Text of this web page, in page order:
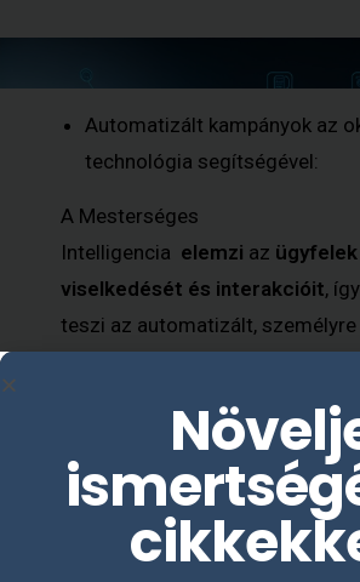
Automatizált kampányok az
technológia segítségével:
A Mesterséges
Intelligencia elemzi az ügyfelek
viselkedését és interakcióit,
teszi az automatizált,
Adatvezérelt döntéshozatal:
Azokos technológiaés az
eszközökmélyreható